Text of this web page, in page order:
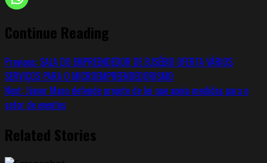
Continue Reading
Previous: SALA DO EMPREENDEDOR DE EUSÉBIO OFERTA VÁRIOS
SERVIÇOS PARA O MICROEMPREENDEDORISMO
Next: Júnior Mano defende projeto de lei que apoia medidas para o
setor de eventos
Related Stories